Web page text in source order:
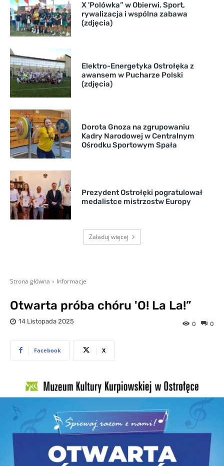
X 'Polówka” w Obierwi. Sport,
rywalizacja i wspólna zabawa
(zdjęcia)
Elektro-Energetyka Ostrołęka z
awansem w Pucharze Polski
(zdjęcia)
Dorota Gnoza na zgrupowaniu
Kadry Narodowej w Centralnym
Ośrodku Sportowym Spała
Prezydent Ostrołęki pogratulował
medalistce mistrzostw Europy
Załaduj więcej